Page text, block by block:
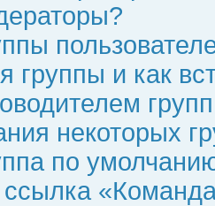
группы и как
некоторых
по
ссылка